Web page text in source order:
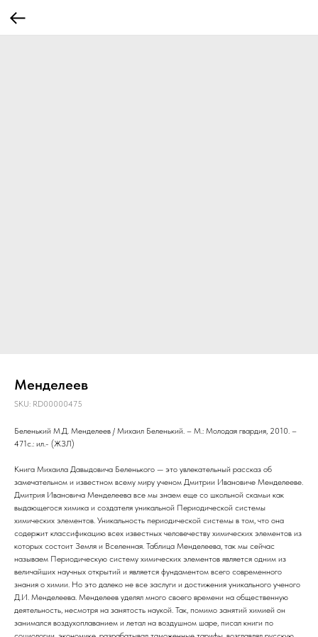
Менделеев
SKU: RD00000475
Беленький М.Д. Менделеев / Михаил Беленький. – М.: Молодая гвардия, 2010. –
471с.: ил.- (ЖЗЛ)
Книга Михаила Давыдовича Беленького — это увлекательный рассказ об
замечательном и известном всему миру ученом Дмитрии Ивановиче Менделееве.
Дмитрия Ивановича Менделеева все мы знаем еще со школьной скамьи как
выдающегося химика и создателя уникальной Периодической системы
химических элементов. Уникальность периодической системы в том, что она
содержит классификацию всех известных человечеству химических элементов из
которых состоит Земля и Вселенная. Таблица Менделеева, так мы сейчас
называем Периодическую систему химических элементов является одним из
величайших научных открытий и является фундаментом всего современного
знания о химии. Но это далеко не все заслуги и достижения уникального ученого
Д.И. Менделеева. Менделеев уделял много своего времени на общественную
деятельность, несмотря на занятость наукой. Так, помимо занятий химией он
занимался воздухоплаванием и летал на воздушном шаре, писал книги по